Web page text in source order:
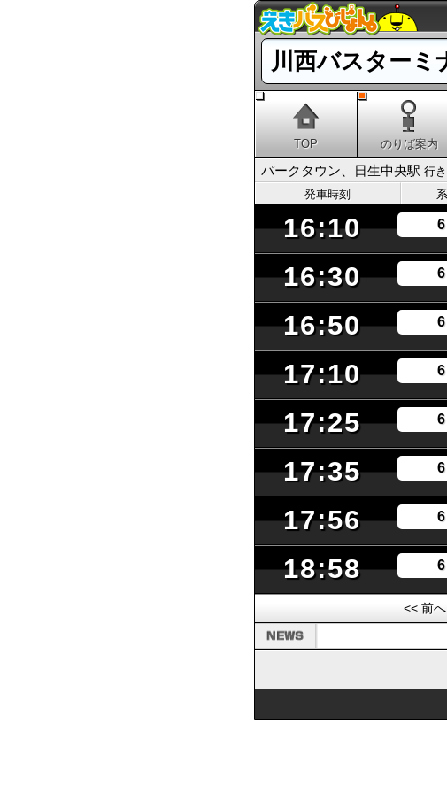
川西バスターミ
TOP のりば案内
パークタウン、日生中央駅 行き
発車時刻
16:10 6
16:30 6
16:50 6
17:10 6
17:25 6
17:35 6
17:56 6
18:58 6
<< 前へ